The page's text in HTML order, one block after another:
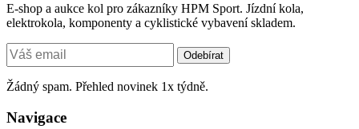
E-shop a aukce kol pro zákazníky HPM Sport. Jízdní kola,
elektrokola, komponenty a cyklistické vybavení skladem.
Odebírat
Žádný spam. Přehled novinek 1x týdně.
Navigace